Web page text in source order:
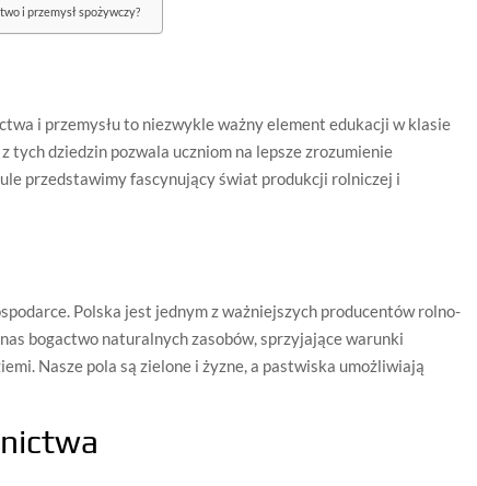
i przemysł spożywczy?
i przemysłu to niezwykle ważny element edukacji w klasie
tych dziedzin pozwala uczniom na lepsze zrozumienie
przedstawimy fascynujący świat produkcji rolniczej i
Polska jest jednym z ważniejszych producentów rolno-
bogactwo naturalnych zasobów, sprzyjające warunki
Nasze pola są zielone i żyzne, a pastwiska umożliwiają